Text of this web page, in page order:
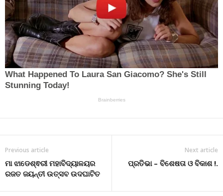
Previous article
ମା ଝାଡେଶ୍ଵରୀ ମହାବିଦ୍ୟାଳୟର
ରଜତ ଜୟନ୍ତୀ ଉତ୍ସବ ଉଦଘାଟିତ
Next article
ପ୍ରତିଭା – ବିଶେଷତା ଓ ବିକାଶ !.